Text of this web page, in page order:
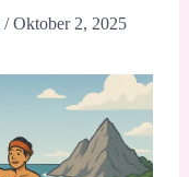
/Oktober 2, 2025